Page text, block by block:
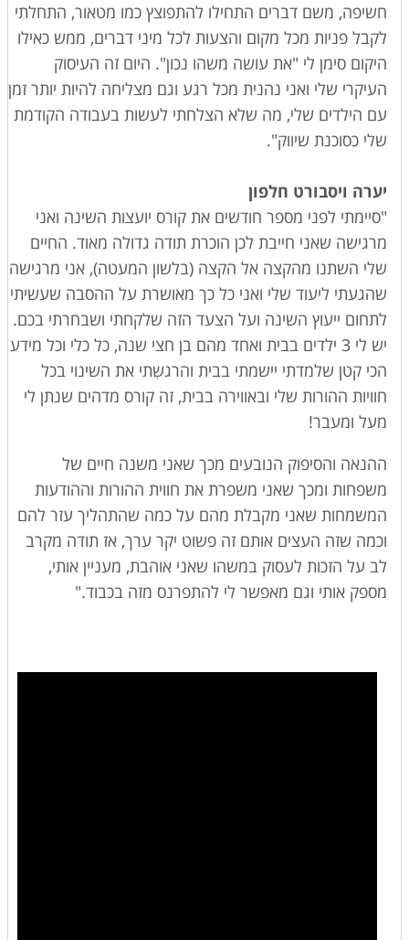
חשיפה, משם דברים התחילו להתפוצץ כמו מטאור, התחלתי
לקבל פניות מכל מקום והצעות לכל מיני דברים, ממש כאילו
היקום סימן לי "את עושה משהו נכון". היום זה העיסוק
העיקרי שלי ואני נהנית מכל רגע וגם מצליחה להיות יותר זמן
עם הילדים שלי, מה שלא הצלחתי לעשות בעבודה הקודמת
שלי כסוכנת שיווק".
יערה ויסבורט חלפון
"סיימתי לפני מספר חודשים את קורס יועצות השינה ואני
מרגישה שאני חייבת לכן הוכרת תודה גדולה מאוד. החיים
שלי השתנו מהקצה אל הקצה (בלשון המעטה), אני מרגישה
שהגעתי ליעוד שלי ואני כל כך מאושרת על ההסבה שעשיתי
לתחום ייעוץ השינה ועל הצעד הזה שלקחתי ושבחרתי בכם.
יש לי 3 ילדים בבית ואחד מהם בן חצי שנה, כל כלי וכל מידע
הכי קטן שלמדתי יישמתי בבית והרגשִתי את השינוי בכל
חוויות ההורות שלי ובאווירה בבית, זה קורס מדהים שנתן לי
מעל ומעבר!
ההנאה והסיפוק הנובעים מכך שאני משנה חיים של
משפחות ומכך שאני משפרת את חווית ההורות וההודעות
המשמחות שאני מקבלת מהם על כמה שהתהליך עזר להם
וכמה שזה העצים אותם זה פשוט יקר ערך, אז תודה מקרב
לב על הזכות לעסוק במשהו שאני אוהבת, מעניין אותי,
מספק אותי וגם מאפשר לי להתפרנס מזה בכבוד."